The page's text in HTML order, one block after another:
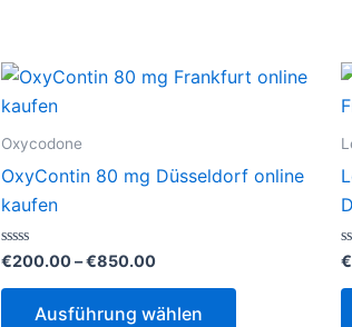
Oxycodone
OxyContin 80 mg Düsseldorf online
kaufen
Bewertet
mit
0
€200.00–€850.00Preisspanne:
€850.00
Ausführung wählen
Dieses
0
€